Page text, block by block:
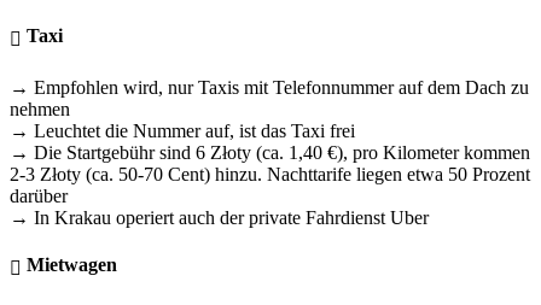
Taxi
→ Empfohlen wird, nur Taxis mit Telefonnummer auf dem Dach zu
nehmen
→ Leuchtet die Nummer auf, ist das Taxi frei
→ Die Startgebühr sind 6 Złoty (ca. 1,40 €), pro Kilometer kommen
2-3 Złoty (ca. 50-70 Cent) hinzu. Nachttarife liegen etwa 50 Prozent
darüber
→ In Krakau operiert auch der private Fahrdienst Uber
Mietwagen